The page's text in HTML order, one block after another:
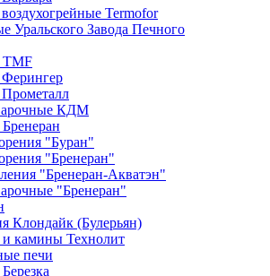
Termofor
Уральского Завода Печного
TMF
КДМ
"Буран"
"Бренеран"
"Бренеран-Акватэн"
"Бренеран"
Клондайк (Булерьян)
камины Технолит
печи